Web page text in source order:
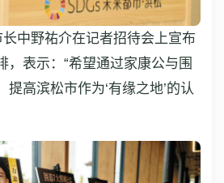
中野祐介在记者招待会上宣布
，表示：“希望通过家康公与围
高滨松市作为‘有缘之地’的认